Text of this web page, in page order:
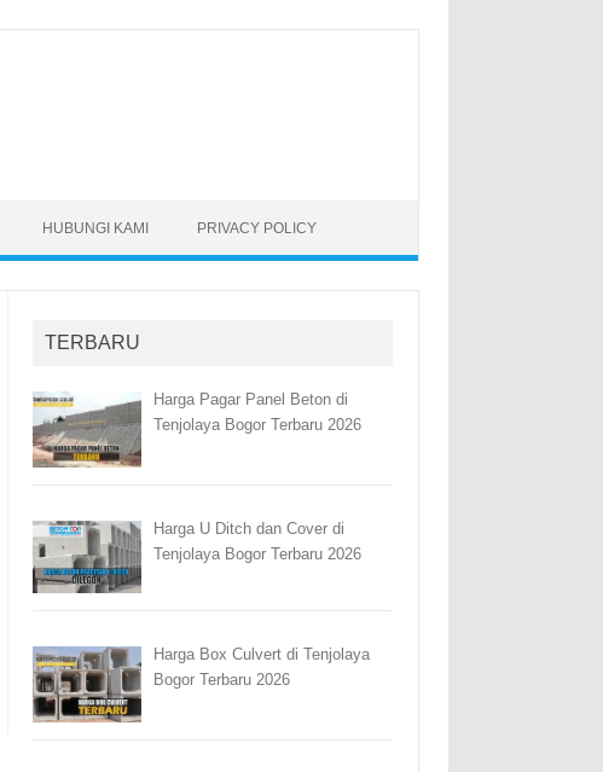
HUBUNGI KAMI PRIVACY POLICY
TERBARU
Harga Pagar Panel Beton di
Tenjolaya Bogor Terbaru 2026
Harga U Ditch dan Cover di
Tenjolaya Bogor Terbaru 2026
Harga Box Culvert di Tenjolaya
Bogor Terbaru 2026